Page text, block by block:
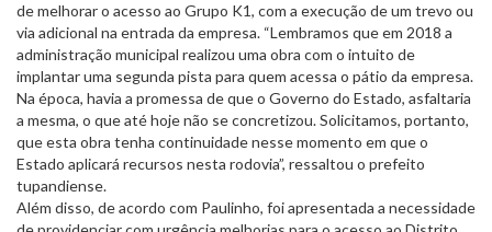
de melhorar o acesso ao Grupo K1, com a execução de um trevo ou
via adicional na entrada da empresa. “Lembramos que em 2018 a
administração municipal realizou uma obra com o intuito de
implantar uma segunda pista para quem acessa o pátio da empresa.
Na época, havia a promessa de que o Governo do Estado, asfaltaria
a mesma, o que até hoje não se concretizou. Solicitamos, portanto,
que esta obra tenha continuidade nesse momento em que o
Estado aplicará recursos nesta rodovia”, ressaltou o prefeito
tupandiense.
Além disso, de acordo com Paulinho, foi apresentada a necessidade